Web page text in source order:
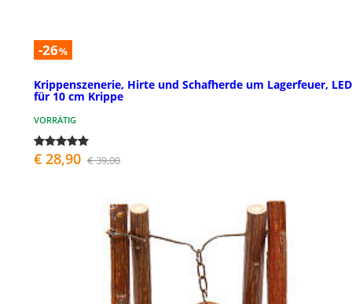
-26%
Krippenszenerie, Hirte und Schafherde um Lagerfeuer,
für 10 cm Krippe
VORRÄTIG
€ 28,90 € 39,00